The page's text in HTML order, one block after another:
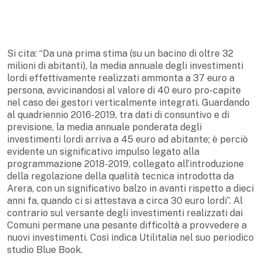
Si cita: “Da una prima stima (su un bacino di oltre 32
milioni di abitanti), la media annuale degli investimenti
lordi effettivamente realizzati ammonta a 37 euro a
persona, avvicinandosi al valore di 40 euro pro-capite
nel caso dei gestori verticalmente integrati. Guardando
al quadriennio 2016-2019, tra dati di consuntivo e di
previsione, la media annuale ponderata degli
investimenti lordi arriva a 45 euro ad abitante; è perciò
evidente un significativo impulso legato alla
programmazione 2018-2019, collegato all’introduzione
della regolazione della qualità tecnica introdotta da
Arera, con un significativo balzo in avanti rispetto a dieci
anni fa, quando ci si attestava a circa 30 euro lordi”. Al
contrario sul versante degli investimenti realizzati dai
Comuni permane una pesante difficoltà a provvedere a
nuovi investimenti. Così indica Utilitalia nel suo periodico
studio Blue Book.